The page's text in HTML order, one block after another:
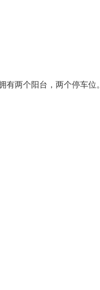
两个阳台，两个停车位。